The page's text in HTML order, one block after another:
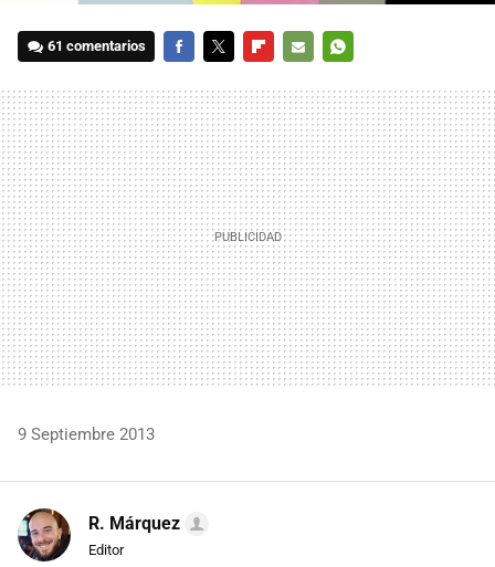
61 comentarios
MAIL
9 Septiembre 2013
R. Márquez
Editor